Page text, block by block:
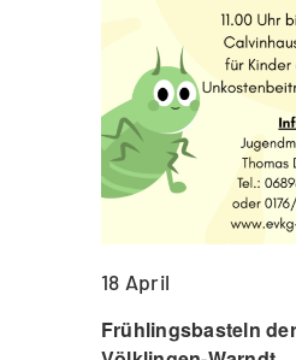
Frühlingsbasteln
18 April